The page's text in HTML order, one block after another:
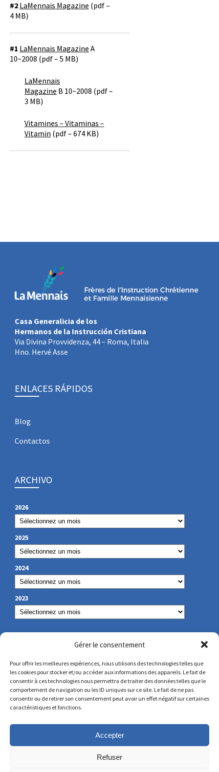
Gérer le consentement
Pour offrir les meilleures expériences, nous utilisons des technologies telles que
les cookies pour stocker et/ou accéder aux informations des appareils. Le fait de
consentir à ces technologies nous permettra de traiter des données telles que le
comportement de navigation ou les ID uniques sur ce site. Le fait de ne pas
consentir ou de retirer son consentement peut avoir un effet négatif sur certaines
caractéristiques et fonctions.
Accepter
Refuser
#2 LaMennais Magazine (pdf –
4 MB)
#1 LaMennais Magazine A
10~2008 (pdf – 5 MB)
LaMennais
Magazine B 10~2008 (pdf –
3 MB)
Vitamines – Vitaminas –
Vitamin (pdf – 674 KB)
Casa Generalicia de los
Hermanos de la Instrucción Cristiana
Via Divina Provvidenza, 44 – Roma, Italia
Hno. Hervé Asse
ENLACES RÁPIDOS
Blog
Contactos
ARCHIVO
2026
2025
2024
2023
NUESTROS DATOS DE CONTACTO
secretariat@lamennais.org
protectionenfance@lamennais.org